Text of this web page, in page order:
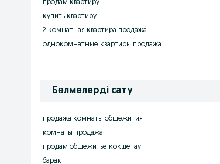
продам квартиру
купить квартиру
2 комнатная квартира продажа
однокомнатные квартиры продажа
Бөлмелерді сату
продажа комнаты общежития
комнаты продажа
продам общежитье кокшетау
барак